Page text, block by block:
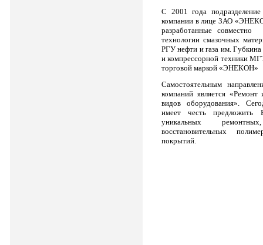
С 2001 года
компании в лице ЗАО
разработанные
технологии смазочных
РГУ нефти и газа им.
и компрессорной техники
торговой маркой «ЭНЕКОН»
Самостоятельным
компаний является «Ремонт
видов оборудования».
имеет честь предложить
уникальных
восстановительных
покрытий.